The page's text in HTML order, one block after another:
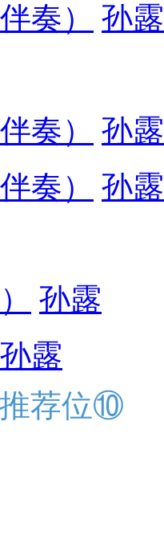
奏）
孙露
奏）
孙露
奏）
孙露
孙露
孙露
荐位⑩